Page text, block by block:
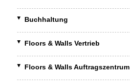
Buchhaltung
Floors & Walls Vertrieb
Floors & Walls Auftragszentrum